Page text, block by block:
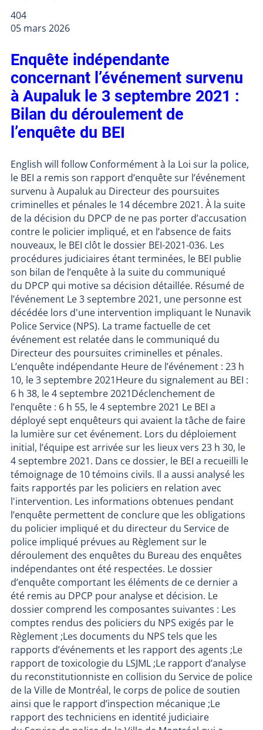
404
05 mars 2026
Enquête indépendante
concernant l’événement survenu
à Aupaluk le 3 septembre 2021 :
Bilan du déroulement de
l’enquête du BEI
English will follow Conformément à la Loi sur la police,
le BEI a remis son rapport d’enquête sur l’événement
survenu à Aupaluk au Directeur des poursuites
criminelles et pénales le 14 décembre 2021. À la suite
de la décision du DPCP de ne pas porter d’accusation
contre le policier impliqué, et en l’absence de faits
nouveaux, le BEI clôt le dossier BEI-2021-036. Les
procédures judiciaires étant terminées, le BEI publie
son bilan de l’enquête à la suite du communiqué
du DPCP qui motive sa décision détaillée. Résumé de
l’événement Le 3 septembre 2021, une personne est
décédée lors d'une intervention impliquant le Nunavik
Police Service (NPS). La trame factuelle de cet
événement est relatée dans le communiqué du
Directeur des poursuites criminelles et pénales.
L’enquête indépendante Heure de l’événement : 23 h
10, le 3 septembre 2021Heure du signalement au BEI :
6 h 38, le 4 septembre 2021Déclenchement de
l’enquête : 6 h 55, le 4 septembre 2021 Le BEI a
déployé sept enquêteurs qui avaient la tâche de faire
la lumière sur cet événement. Lors du déploiement
initial, l’équipe est arrivée sur les lieux vers 23 h 30, le
4 septembre 2021. Dans ce dossier, le BEI a recueilli le
témoignage de 10 témoins civils. Il a aussi analysé les
faits rapportés par les policiers en relation avec
l'intervention. Les informations obtenues pendant
l’enquête permettent de conclure que les obligations
du policier impliqué et du directeur du Service de
police impliqué prévues au Règlement sur le
déroulement des enquêtes du Bureau des enquêtes
indépendantes ont été respectées. Le dossier
d’enquête comportant les éléments de ce dernier a
été remis au DPCP pour analyse et décision. Le
dossier comprend les composantes suivantes : Les
comptes rendus des policiers du NPS exigés par le
Règlement ;Les documents du NPS tels que les
rapports d’événements et les rapport des agents ;Le
rapport de toxicologie du LSJML ;Le rapport d’analyse
du reconstitutionniste en collision du Service de police
de la Ville de Montréal, le corps de police de soutien
ainsi que le rapport d’inspection mécanique ;Le
rapport des techniciens en identité judiciaire